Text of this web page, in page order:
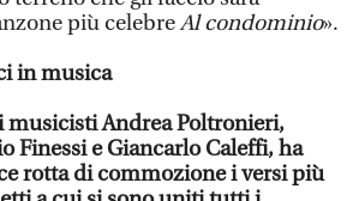
più celebreAl condominio».
in musica
musicisti Andrea Poltronieri,
Finessi e Giancarlo Caleffi, ha
rotta di commozione i versi più